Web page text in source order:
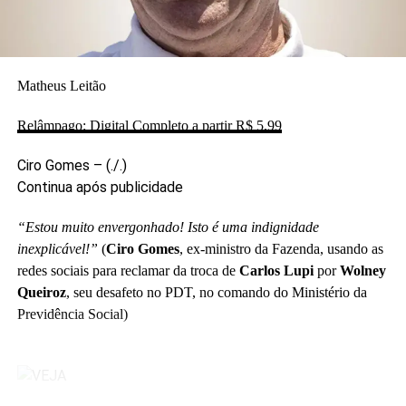
tornou-se um negócio.
e insubstituíveis à política que o cemitério guarda uma
fez falta ao país.
.
As próximas eleições são a oportunidade para os
candidatos novos, sem os vícios da velha política, que
tenham conduta ilibada e boa formação cultural. Por
outro lado, diga não à reeleição política, aos trocadores
de partidos, aos que interromperam o mandato para
Matheus Leitão
Relâmpago: Digital Completo a partir R$ 5,99
Ciro Gomes – (./.)
Continua após publicidade
“Estou muito envergonhado! Isto é uma indignidade
inexplicável!” (Ciro Gomes, ex-ministro da Fazenda, usando as
redes sociais para reclamar da troca de Carlos LupiporWolney
Queiroz, seu desafeto no PDT, no comando do Ministério da
Previdência Social)